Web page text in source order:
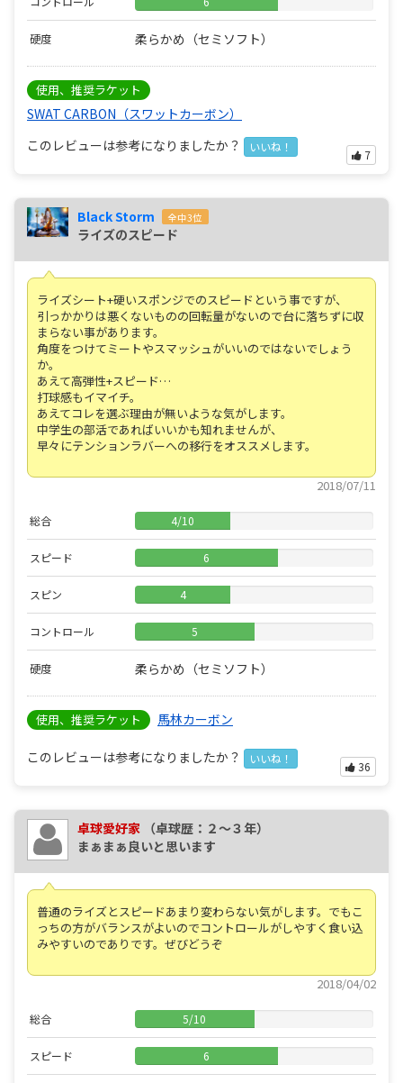
硬度 柔らかめ（セミソフト）
使用、推奨ラケット
SWAT CARBON（スワットカーボン）
このレビューは参考になりましたか？
いいね！
7
Black Storm 全中3位
ライズのスピード
ライズシート+硬いスポンジでのスピードという事ですが、
引っかかりは悪くないものの回転量がないので台に落ちずに収
まらない事があります。
角度をつけてミートやスマッシュがいいのではないでしょう
か。
あえて高弾性+スピード…
打球感もイマイチ。
あえてコレを選ぶ理由が無いような気がします。
中学生の部活であればいいかも知れませんが、
早々にテンションラバーへの移行をオススメします。
2018/07/11
総合 4/10
スピード 6
スピン 4
コントロール 5
硬度 柔らかめ（セミソフト）
使用、推奨ラケット 馬林カーボン
このレビューは参考になりましたか？ いいね！
36
卓球愛好家 （卓球歴：２～３年）
まぁまぁ良いと思います
普通のライズとスピードあまり変わらない気がします。でもこ
っちの方がバランスがよいのでコントロールがしやすく食い込
みやすいのでありです。ぜびどうぞ
2018/04/02
総合 5/10
スピード 6